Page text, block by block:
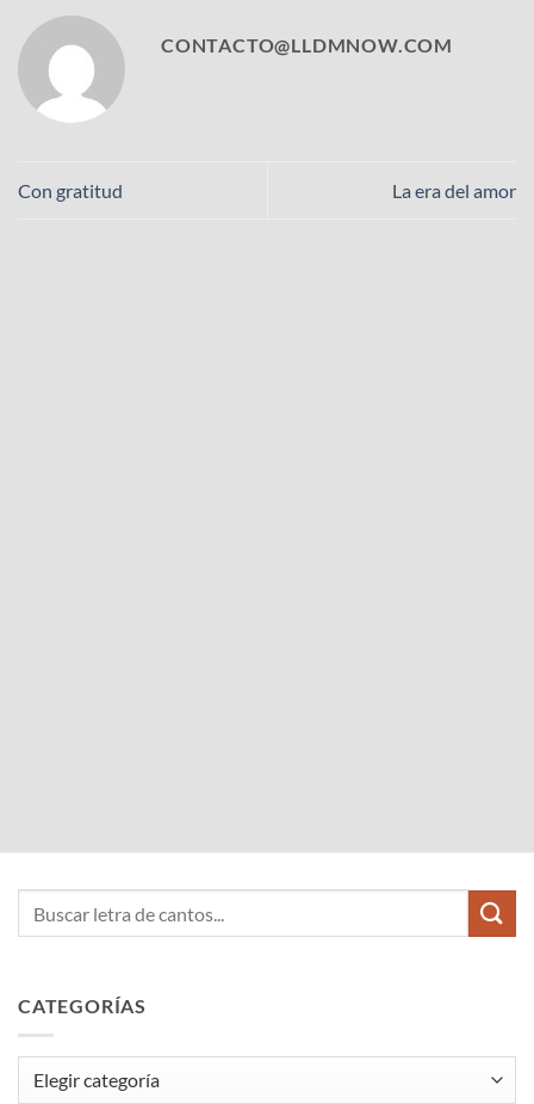
CONTACTO@LLDMNOW.COM
Con gratitud La era del amor
CATEGORÍAS